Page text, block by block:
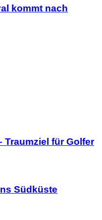
kommt nach
Traumziel für Golfer
Südküste